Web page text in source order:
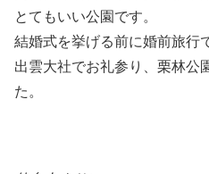
とてもいい公園です。
結婚式を挙げる前に婚前旅行
出雲大社でお礼参り、栗林公
た。